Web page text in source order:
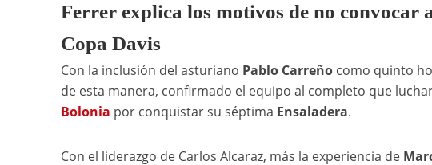
Ferrer explica los motivos de no convocar
Copa Davis
Con la inclusión del asturiano Pablo Carreñocomo quinto
de esta manera, confirmado el equipo al completo que
Bolonia por conquistar su séptima Ensaladera.
Con el liderazgo de Carlos Alcaraz, más la experiencia de